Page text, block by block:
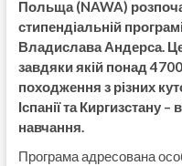
Польща (NAWA)
стипендіальнійпрограм
ВладиславаАндерса.
завдяки якій понад
походження з різних
Іспанії та Киргизстану
навчання.
Програма адресована